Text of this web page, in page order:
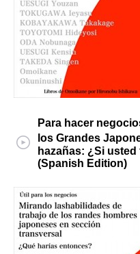
Para hacer
los Grandes
hazañas: ¿Si
(Spanish Edition)